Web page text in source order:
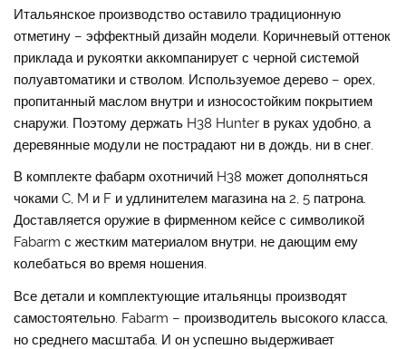
Итальянское производство оставило традиционную
отметину – эффектный дизайн модели. Коричневый оттенок
приклада и рукоятки аккомпанирует с черной системой
полуавтоматики и стволом. Используемое дерево – орех,
пропитанный маслом внутри и износостойким покрытием
снаружи. Поэтому держать H38 Hunter в руках удобно, а
деревянные модули не пострадают ни в дождь, ни в снег.
В комплекте фабарм охотничий H38 может дополняться
чоками C, M и F и удлинителем магазина на 2, 5 патрона.
Доставляется оружие в фирменном кейсе с символикой
Fabarm с жестким материалом внутри, не дающим ему
колебаться во время ношения.
Все детали и комплектующие итальянцы производят
самостоятельно. Fabarm – производитель высокого класса,
но среднего масштаба. И он успешно выдерживает